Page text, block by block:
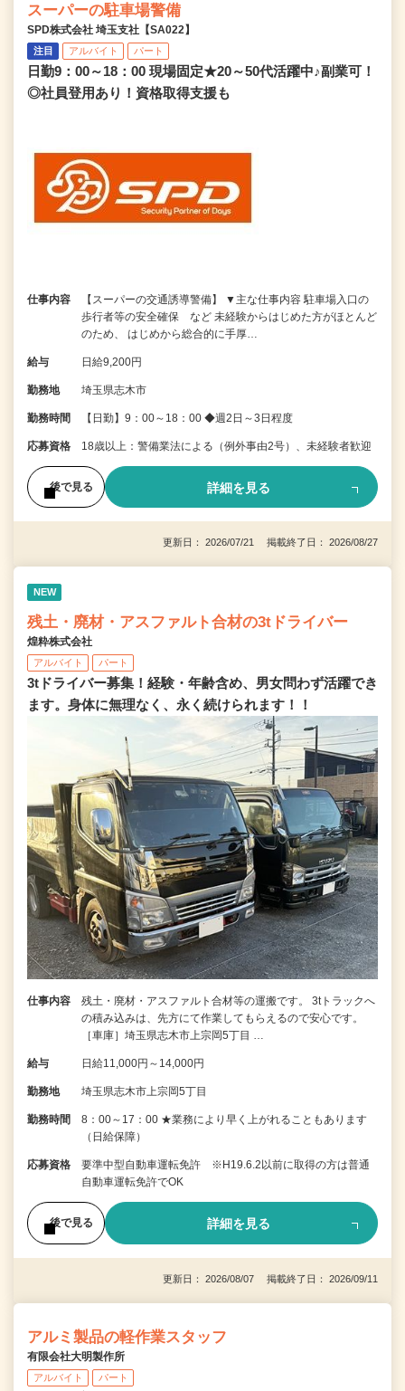
スーパーの駐車場警備
SPD株式会社 埼玉支社【SA022】
注目 アルバイト パート
日勤9：00～18：00 現場固定★20～50代活躍中♪副業可！
◎社員登用あり！資格取得支援も
仕事内容
【スーパーの交通誘導警備】 ▼主な仕事内容 駐車場入口の
歩行者等の安全確保 など 未経験からはじめた方がほとんど
のため、 はじめから総合的に手厚…
給与 日給9,200円
勤務地 埼玉県志木市
勤務時間 【日勤】9：00～18：00 ◆週2日～3日程度
応募資格 18歳以上：警備業法による（例外事由2号）、未経験者歓迎
後で見る 詳細を見る
更新日： 2026/07/21 掲載終了日： 2026/08/27
NEW
残土・廃材・アスファルト合材の3tドライバー
煌粋株式会社
アルバイト パート
3tドライバー募集！経験・年齢含め、男女問わず活躍でき
ます。身体に無理なく、永く続けられます！！
仕事内容
残土・廃材・アスファルト合材等の運搬です。 3tトラックへ
の積み込みは、先方にて作業してもらえるので安心です。
［車庫］埼玉県志木市上宗岡5丁目 …
給与 日給11,000円～14,000円
勤務地 埼玉県志木市上宗岡5丁目
勤務時間
8：00～17：00 ★業務により早く上がれることもあります
（日給保障）
応募資格
要準中型自動車運転免許 ※H19.6.2以前に取得の方は普通
自動車運転免許でOK
後で見る 詳細を見る
更新日： 2026/08/07 掲載終了日： 2026/09/11
アルミ製品の軽作業スタッフ
有限会社大明製作所
アルバイト パート